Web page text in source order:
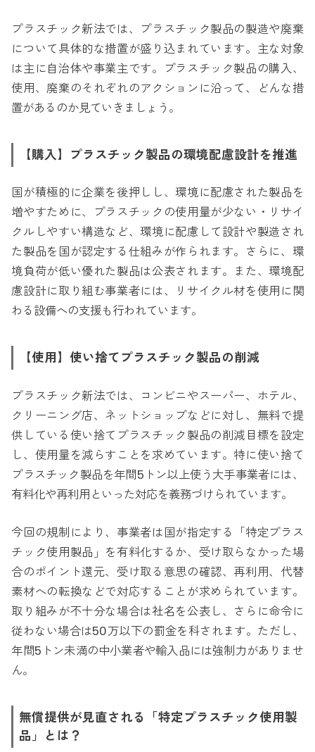
プラスチック新法では、プラスチック製品の製造や廃棄
について具体的な措置が盛り込まれています。主な対象
は主に自治体や事業主です。プラスチック製品の購入、
使用、廃棄のそれぞれのアクションに沿って、どんな措
置があるのか見ていきましょう。
【購入】プラスチック製品の環境配慮設計を推進
国が積極的に企業を後押しし、環境に配慮された製品を
増やすために、プラスチックの使用量が少ない・リサイ
クルしやすい構造など、環境に配慮して設計や製造され
た製品を国が認定する仕組みが作られます。さらに、環
境負荷が低い優れた製品は公表されます。また、環境配
慮設計に取り組む事業者には、リサイクル材を使用に関
わる設備への支援も行われています。
【使用】使い捨てプラスチック製品の削減
プラスチック新法では、コンビニやスーパー、ホテル、
クリーニング店、ネットショップなどに対し、無料で提
供している使い捨てプラスチック製品の削減目標を設定
し、使用量を減らすことを求めています。特に使い捨て
プラスチック製品を年間5トン以上使う大手事業者には、
有料化や再利用といった対応を義務づけられています。
今回の規制により、事業者は国が指定する「特定プラス
チック使用製品」を有料化するか、受け取らなかった場
合のポイント還元、受け取る意思の確認、再利用、代替
素材への転換などで対応することが求められています。
取り組みが不十分な場合は社名を公表し、さらに命令に
従わない場合は50万以下の罰金を科されます。ただし、
年間5トン未満の中小業者や輸入品には強制力がありませ
ん。
無償提供が見直される「特定プラスチック使用製
品」とは？